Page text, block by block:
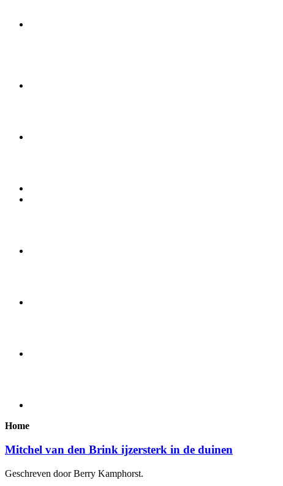
Home
Mitchel van den Brink ijzersterk in de duinen
Geschreven door Berry Kamphorst.